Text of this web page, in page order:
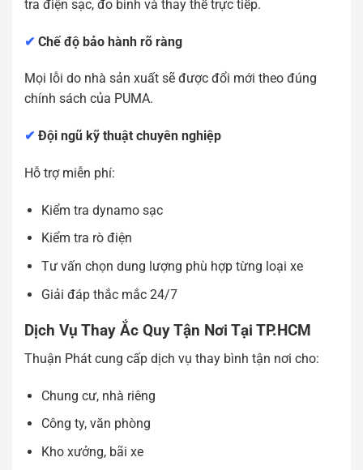
tra điện sạc, đo bình và thay thế trực tiếp.
✔ Chế độ bảo hành rõ ràng
Mọi lỗi do nhà sản xuất sẽ được đổi mới theo đúng
chính sách của PUMA.
✔ Đội ngũ kỹ thuật chuyên nghiệp
Hỗ trợ miễn phí:
Kiểm tra dynamo sạc
Kiểm tra rò điện
Tư vấn chọn dung lượng phù hợp từng loại xe
Giải đáp thắc mắc 24/7
Dịch Vụ Thay Ắc Quy Tận Nơi Tại TP.HCM
Thuận Phát cung cấp dịch vụ thay bình tận nơi cho:
Chung cư, nhà riêng
Công ty, văn phòng
Kho xưởng, bãi xe